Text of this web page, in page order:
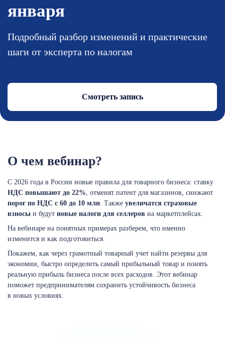
января
Подробный разбор изменений и практические
шаги от эксперта по налогам
Смотреть запись
О чем вебинар?
С 2026 года в России новые правила для товарного бизнеса: ставку
НДС повышают до 22% , отменят патент для магазинов, снижают
порог по НДС с 60 до 10 млн . Также увеличатся страховые
взносы и будут новые налоги для селлеров на маркетплейсах.
На вебинаре на понятных примерах разберем, что именно
изменится и как подготовиться.
Покажем, как через грамотный товарный учет найти резервы для
экономии, быстро определить самый прибыльный товар и понять
реальную прибыль бизнеса после всех расходов. Этот вебинар
поможет предпринимателям сохранить устойчивость бизнеса
в новых условиях.